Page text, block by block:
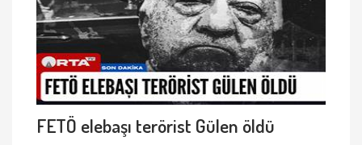
FETÖ elebaşı terörist Gülen öldü